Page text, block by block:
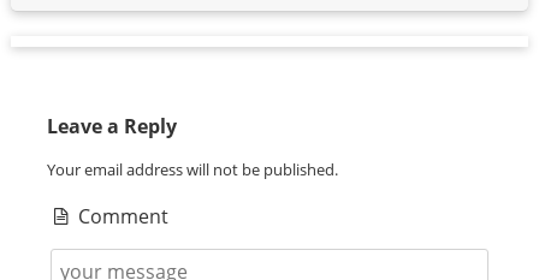
Leave a Reply
Your email address will not be published.
Comment